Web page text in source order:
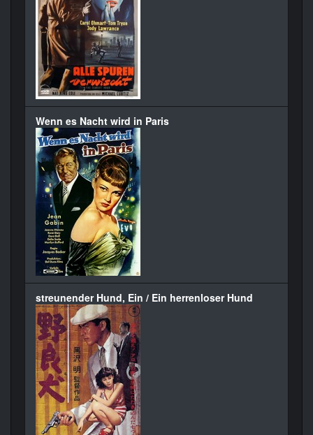
Wenn es Nacht wird in Paris
streunender Hund, Ein / Ein herrenloser Hund